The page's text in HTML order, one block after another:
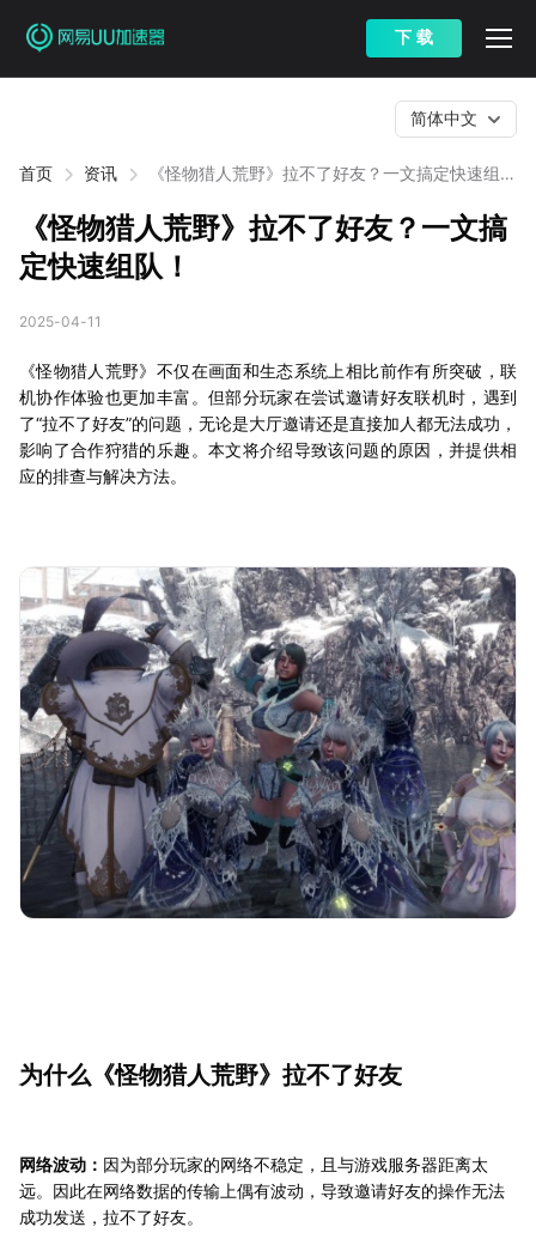
下 载
首页 资讯
《怪物猎人荒野》拉不了好友？一文搞定快速组
简体中文
《怪物猎人荒野》拉不了好友？一文搞
定快速组队！
2025-04-11
《怪物猎人荒野》不仅在画面和生态系统上相比前作有所突破，联
机协作体验也更加丰富。但部分玩家在尝试邀请好友联机时，遇到
了“拉不了好友”的问题，无论是大厅邀请还是直接加人都无法成功，
影响了合作狩猎的乐趣。本文将介绍导致该问题的原因，并提供相
应的排查与解决方法。
为什么《怪物猎人荒野》拉不了好友
网络波动： 因为部分玩家的网络不稳定，且与游戏服务器距离太
远。因此在网络数据的传输上偶有波动，导致邀请好友的操作无法
成功发送，拉不了好友。